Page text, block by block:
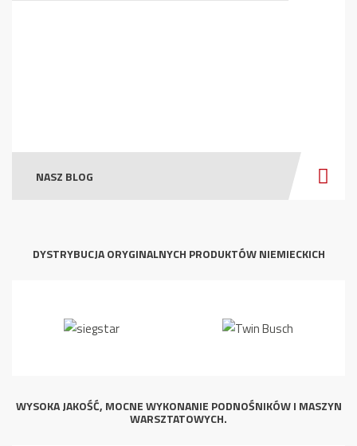
NASZ BLOG
DYSTRYBUCJA ORYGINALNYCH PRODUKTÓW NIEMIECKICH
WYSOKA JAKOŚĆ, MOCNE WYKONANIE PODNOŚNIKÓW I MASZYN
WARSZTATOWYCH.